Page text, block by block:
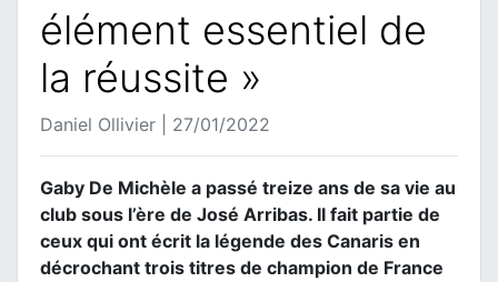
élément essentiel de
la réussite »
Daniel Ollivier | 27/01/2022
Gaby De Michèle a passé treize ans de sa vie au
club sous l’ère de José Arribas. Il fait partie de
ceux qui ont écrit la légende des Canaris en
décrochant trois titres de champion de France